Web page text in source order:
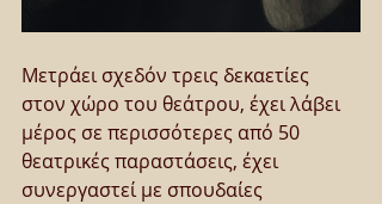
Μετράει σχεδόν τρεις δεκαετίες
στον χώρο του θεάτρου, έχει λάβει
μέρος σε περισσότερες από 50
θεατρικές παραστάσεις, έχει
συνεργαστεί με σπουδαίες